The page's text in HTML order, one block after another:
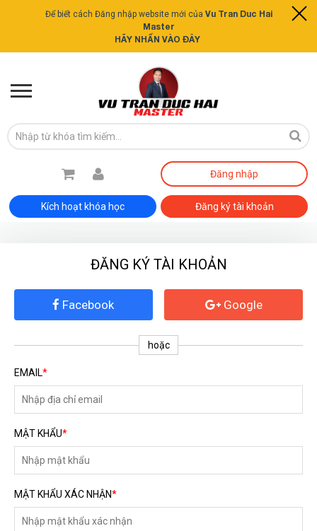
Để biết cách Đăng nhập website mới của Vu Tran Duc Hai
Master
HÃY NHẤN VÀO ĐÂY
Kích hoạt khóa học
Đăng nhập
Đăng ký tài khoản
ĐĂNG KÝ TÀI KHOẢN
Facebook Google
hoặc
EMAIL*
MẬT KHẨU*
MẬT KHẨU XÁC NHẬN*